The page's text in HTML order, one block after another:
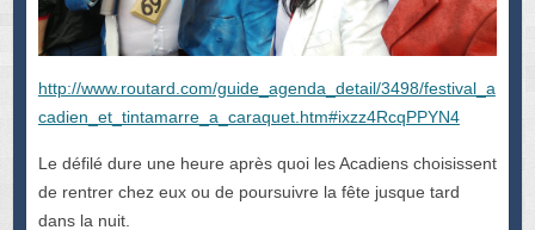
http://www.routard.com/guide_agenda_detail/3498/festival_a
cadien_et_tintamarre_a_caraquet.htm#ixzz4RcqPPYN4
Le défilé dure une heure après quoi les Acadiens choisissent
de rentrer chez eux ou de poursuivre la fête jusque tard
dans la nuit.